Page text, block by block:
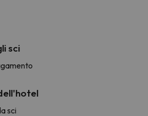
sci
sci